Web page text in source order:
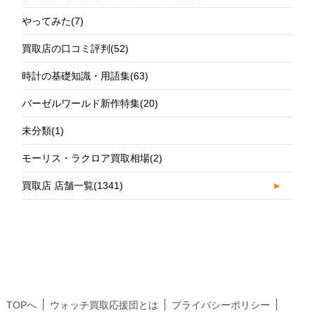
やってみた(7)
買取店の口コミ評判(52)
時計の基礎知識・用語集(63)
バーゼルワールド新作特集(20)
未分類(1)
モーリス・ラクロア買取相場(2)
買取店 店舗一覧(1341) ►
TOPへ ウォッチ買取応援団とは プライバシーポリシー